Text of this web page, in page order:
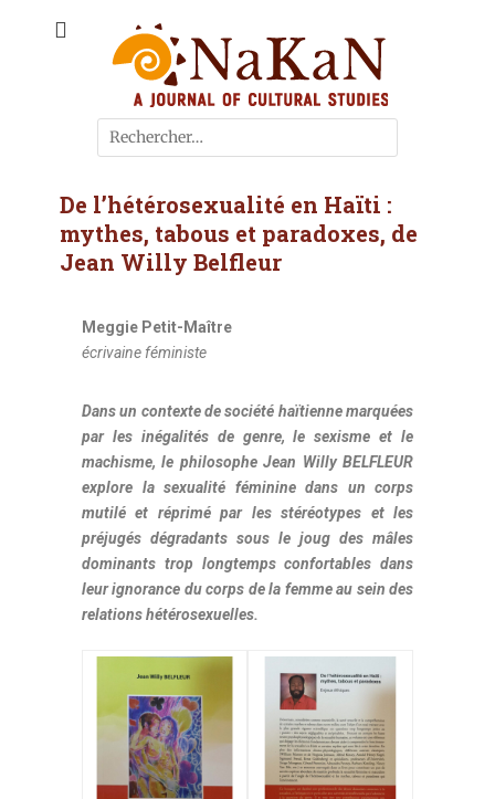
Journal NaKaN
A journal of cultural studies
De l’hétérosexualité en Haïti :
mythes, tabous et paradoxes, de
Jean Willy Belfleur
Meggie Petit-Maître
écrivaine féministe
Dans un contexte de société haïtienne marquées
par les inégalités de genre, le sexisme et le
machisme, le philosophe Jean Willy BELFLEUR
explore la sexualité féminine dans un corps
mutilé et réprimé par les stéréotypes et les
préjugés dégradants sous le joug des mâles
dominants trop longtemps confortables dans
leur ignorance du corps de la femme au sein des
relations hétérosexuelles.